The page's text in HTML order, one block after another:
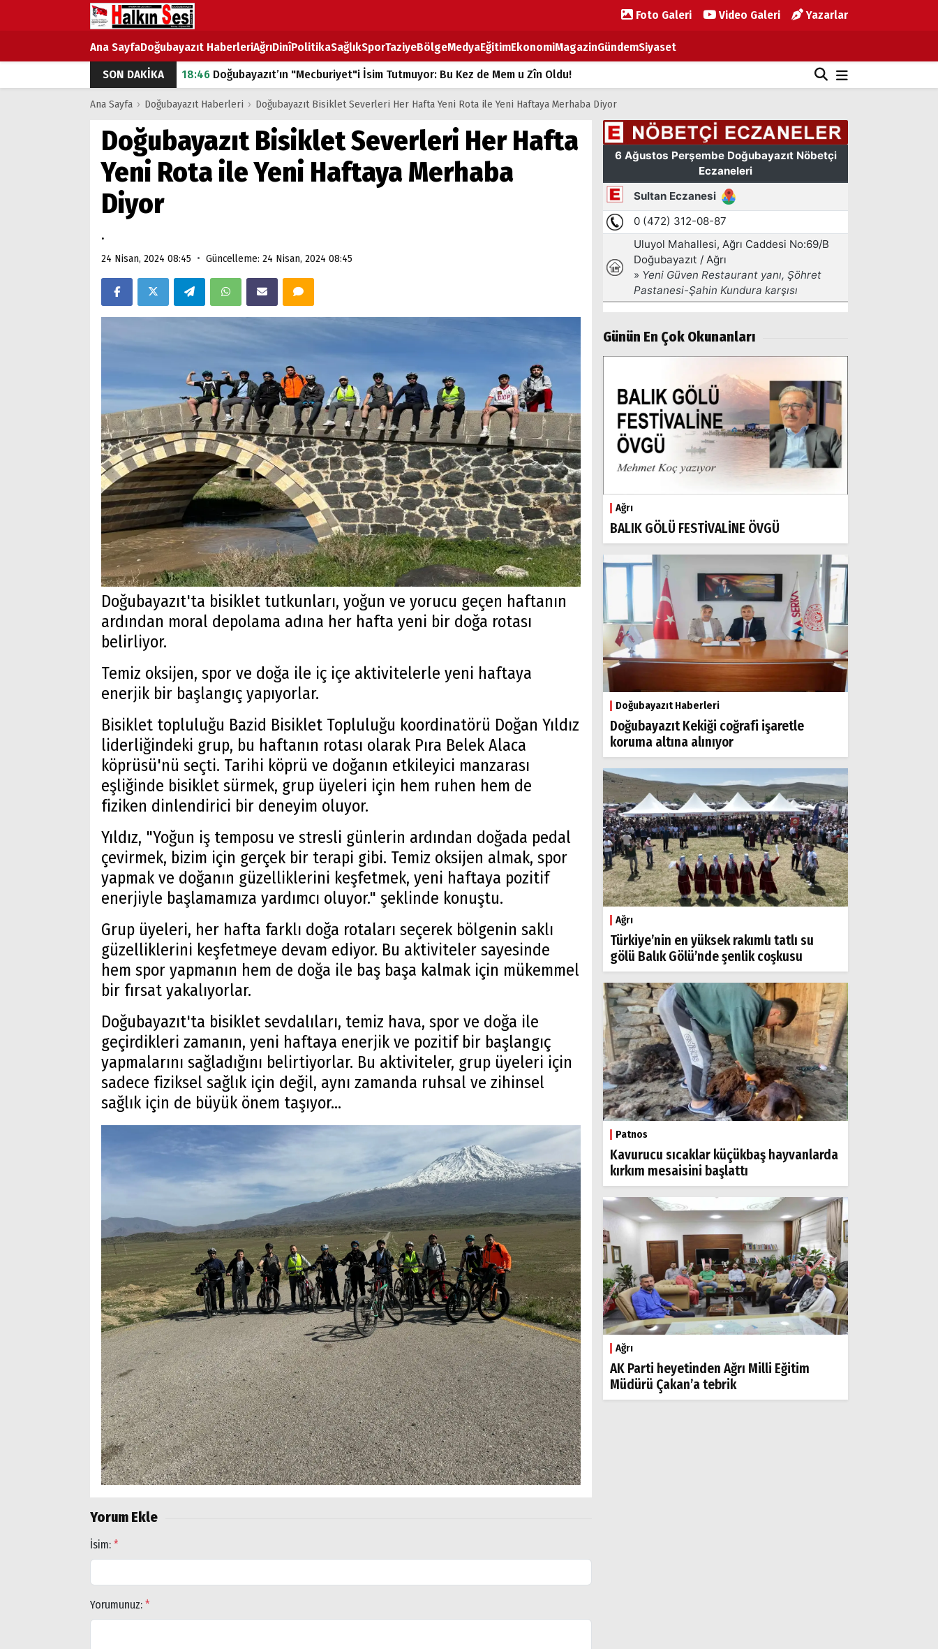
Foto Galeri Video Galeri Yazarlar
Ana SayfaDoğubayazıt HaberleriAğrıDinîPolitikaSağlıkSporTaziyeBölgeMedyaEğitimEkonomiMagazinGündemSiyaset
SON DAKİKA
18:46 Doğubayazıt’ın "Mecburiyet"i İsim Tutmuyor: Bu Kez de Mem u Zîn Oldu!
07:53Doğubayazıt’ta Ekmek Fiyatlarına Zam
Doğubayazıt'ta çocukların sırtındaki ağır yük
07:00DEVLET ve HÜKÜMET
18:29ÇARŞI CADDESİ YAZ BOZ TAHTASI
Ana Sayfa › Doğubayazıt Haberleri › Doğubayazıt Bisiklet Severleri Her Hafta Yeni Rota ile Yeni Haftaya Merhaba Diyor
Doğubayazıt Bisiklet Severleri Her Hafta
Yeni Rota ile Yeni Haftaya Merhaba
Diyor
.
24 Nisan, 2024 08:45 • Güncelleme: 24 Nisan, 2024 08:45
Doğubayazıt'ta bisiklet tutkunları, yoğun ve yorucu geçen haftanın
ardından moral depolama adına her hafta yeni bir doğa rotası
belirliyor.
Temiz oksijen, spor ve doğa ile iç içe aktivitelerle yeni haftaya
enerjik bir başlangıç yapıyorlar.
Bisiklet topluluğu Bazid Bisiklet Topluluğu koordinatörü Doğan Yıldız
liderliğindeki grup, bu haftanın rotası olarak Pıra Belek Alaca
köprüsü'nü seçti. Tarihi köprü ve doğanın etkileyici manzarası
eşliğinde bisiklet sürmek, grup üyeleri için hem ruhen hem de
fiziken dinlendirici bir deneyim oluyor.
Yıldız, "Yoğun iş temposu ve stresli günlerin ardından doğada pedal
çevirmek, bizim için gerçek bir terapi gibi. Temiz oksijen almak, spor
yapmak ve doğanın güzelliklerini keşfetmek, yeni haftaya pozitif
enerjiyle başlamamıza yardımcı oluyor." şeklinde konuştu.
Grup üyeleri, her hafta farklı doğa rotaları seçerek bölgenin saklı
güzelliklerini keşfetmeye devam ediyor. Bu aktiviteler sayesinde
hem spor yapmanın hem de doğa ile baş başa kalmak için mükemmel
bir fırsat yakalıyorlar.
Doğubayazıt'ta bisiklet sevdalıları, temiz hava, spor ve doğa ile
geçirdikleri zamanın, yeni haftaya enerjik ve pozitif bir başlangıç
yapmalarını sağladığını belirtiyorlar. Bu aktiviteler, grup üyeleri için
sadece fiziksel sağlık için değil, aynı zamanda ruhsal ve zihinsel
sağlık için de büyük önem taşıyor...
Yorum Ekle
İsim: *
Yorumunuz: *
Günün En Çok Okunanları
Ağrı
BALIK GÖLÜ FESTİVALİNE ÖVGÜ
Doğubayazıt Haberleri
Doğubayazıt Kekiği coğrafi işaretle
koruma altına alınıyor
Ağrı
Türkiye’nin en yüksek rakımlı tatlı su
gölü Balık Gölü’nde şenlik coşkusu
Patnos
Kavurucu sıcaklar küçükbaş hayvanlarda
kırkım mesaisini başlattı
Ağrı
AK Parti heyetinden Ağrı Milli Eğitim
Müdürü Çakan’a tebrik